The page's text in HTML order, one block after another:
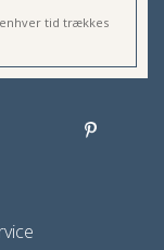
tid trækkes